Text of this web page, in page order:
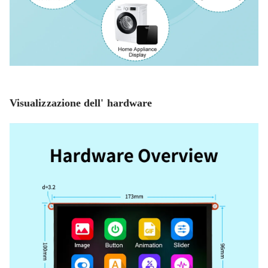
Visualizzazione dell' hardware